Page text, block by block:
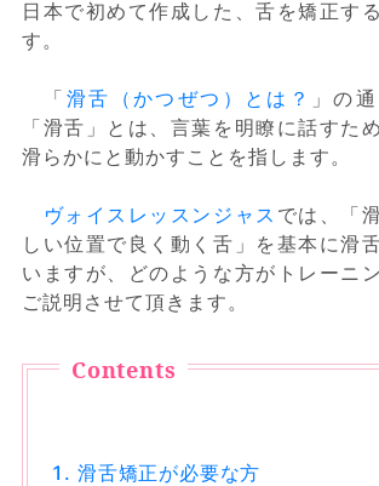
日本で初めて作成した、舌を矯正す
す。
「 滑舌（かつぜつ）とは？ 」の
「滑舌」とは、言葉を明瞭に話すた
滑らかにと動かすことを指します。
ヴォイスレッスンジャス では、「
しい位置で良く動く舌」を基本に滑
いますが、どのような方がトレーニ
ご説明させて頂きます。
滑舌矯正が必要な方